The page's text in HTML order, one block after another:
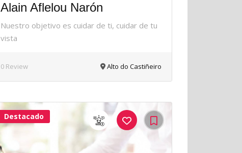
Alain Aflelou Narón
Nuestro objetivo es cuidar de ti, cuidar de tu
vista
0 Review Alto do Castiñeiro
34Me
Gusta
Destacado